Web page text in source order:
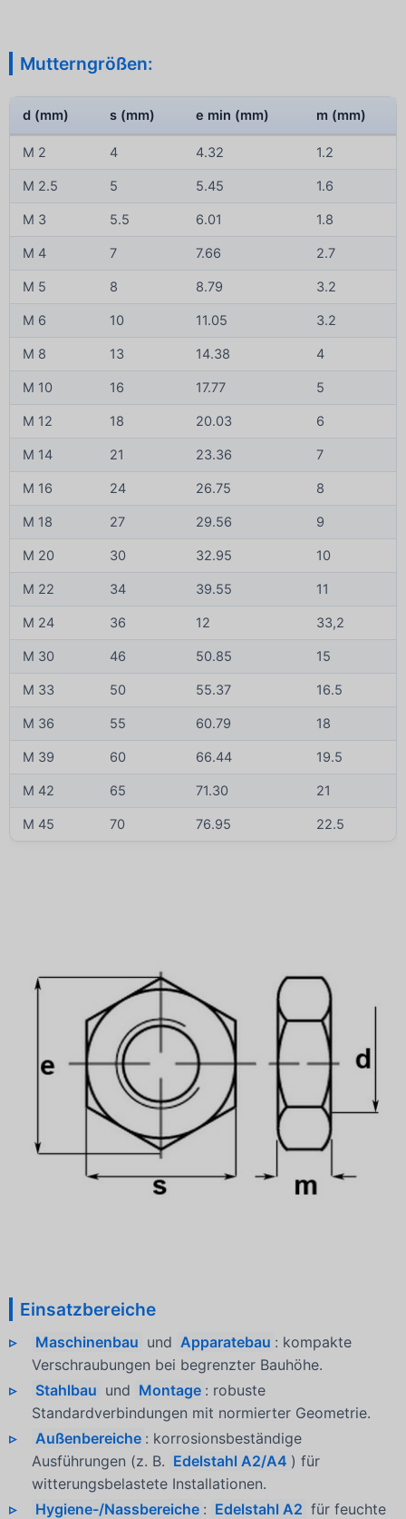
Mutterngrößen:
d (mm) s (mm) e min (mm) m (mm)
M 2 4 4.32 1.2
M 2.5 5 5.45 1.6
M 3 5.5 6.01 1.8
M 4 7 7.66 2.7
M 5 8 8.79 3.2
M 6 10 11.05 3.2
M 8 13 14.38 4
M 10 16 17.77 5
M 12 18 20.03 6
M 14 21 23.36 7
M 16 24 26.75 8
M 18 27 29.56 9
M 20 30 32.95 10
M 22 34 39.55 11
M 24 36 12 33,2
M 30 46 50.85 15
M 33 50 55.37 16.5
M 36 55 60.79 18
M 39 60 66.44 19.5
M 42 65 71.30 21
M 45 70 76.95 22.5
Einsatzbereiche
Maschinenbau und Apparatebau : kompakte
Verschraubungen bei begrenzter Bauhöhe.
Stahlbau und Montage : robuste
Standardverbindungen mit normierter Geometrie.
Außenbereiche : korrosionsbeständige
Ausführungen (z. B. Edelstahl A2/A4 ) für
witterungsbelastete Installationen.
Hygiene-/Nassbereiche : Edelstahl A2 für feuchte